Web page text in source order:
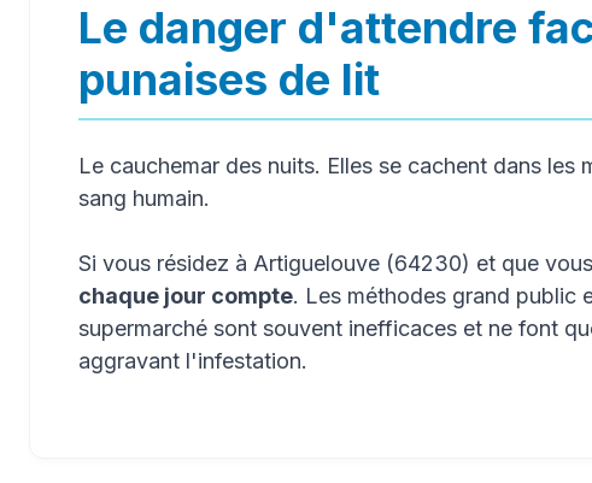
Le danger d'attendre
punaises de lit
Le cauchemar des nuits. Elles se cachent dans les
sang humain.
Si vous résidez à Artiguelouve (64230) et que
chaque jour compte. Les méthodes grand public
supermarché sont souvent inefficaces et ne font
aggravant l'infestation.